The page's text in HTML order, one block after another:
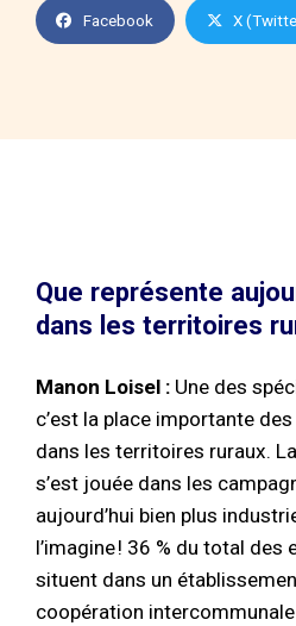
Facebook X
Que représente
dans les territoires
Manon Loisel : Une des
c’est la place importante
dans les territoires ruraux.
s’est jouée dans les
aujourd’hui bien plus
l’imagine ! 36 % du total
situent dans un
coopération